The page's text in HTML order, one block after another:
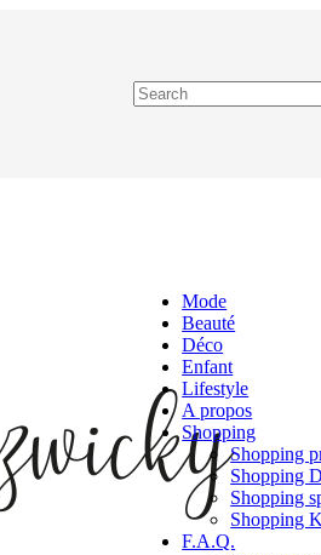
Mode
Beauté
Déco
Enfant
Lifestyle
A propos
Shopping
Shopping
Shopping
Shopping
Shopping
F.A.Q.